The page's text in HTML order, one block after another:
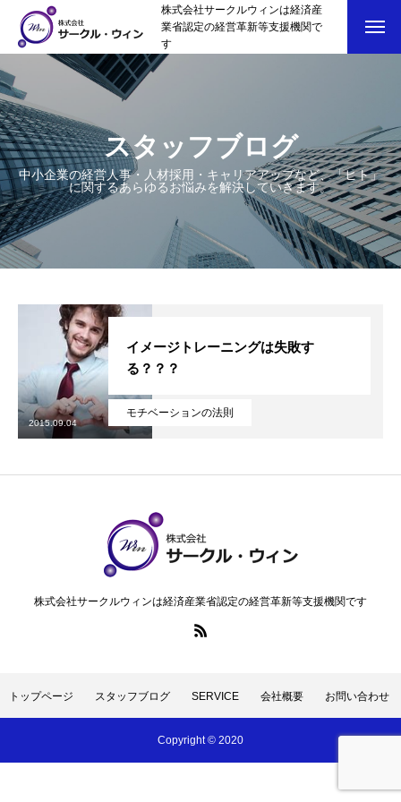
株式会社サークルウィンは経済産
業省認定の経営革新等支援機関で
す
トップページ
スタッフブログ
SERVICE
会社概要
お問い合わせ
無料メルマガ登録
スタッフブログ SERVICE 会社概要
スタッフブログ
中小企業の経営人事・人材採用・キャリアアップなど、「ヒト」
に関するあらゆるお悩みを解決していきます。
モチベーションの法則
イメージトレーニングは失敗す
る？？？
2015.09.04
株式会社サークルウィンは経済産業省認定の経営革新等支援機関です
トップページ スタッフブログ SERVICE 会社概要 お問い合わせ
Copyright © 2020